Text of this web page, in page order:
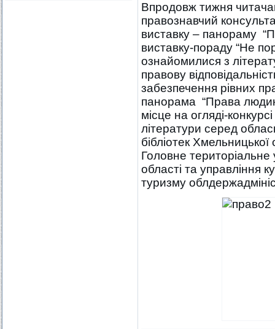
Впродовж тижня
правознавчий
виставку – панораму
виставку-пораду “Не
ознайомилися з
правову
забезпечення рівних
панорама “Права
місце на огляді-
літератури серед
бібліотек
Головне територіальне
області та управління
туризму